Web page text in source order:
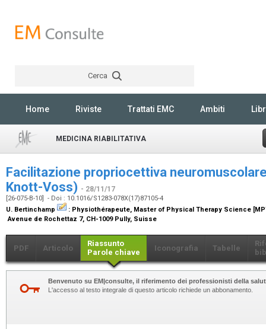
Cerca
Home Riviste Trattati EMC Ambiti
MEDICINA RIABILITATIVA
Facilitazione propriocettiva
Knott-Voss) - 28/11/17
[26-075-B-10] - Doi : 10.1016/S1283-078X(17)87105-4
U. Bertinchamp
: Physiothérapeute, Master of Physical Therapy Science
Avenue de Rochettaz 7, CH-1009 Pully, Suisse
PDF Articolo
Riassunto
Parole chiave
Iconografia Tabelle
Benvenuto su EM|consulte, il riferimento dei professionisti della
L'accesso al testo integrale di questo articolo richiede un abbonamento.